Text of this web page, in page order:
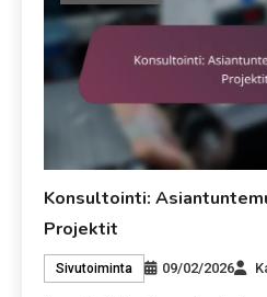
Konsultointi:
Projektit
Sivutoiminta 09/02/2026